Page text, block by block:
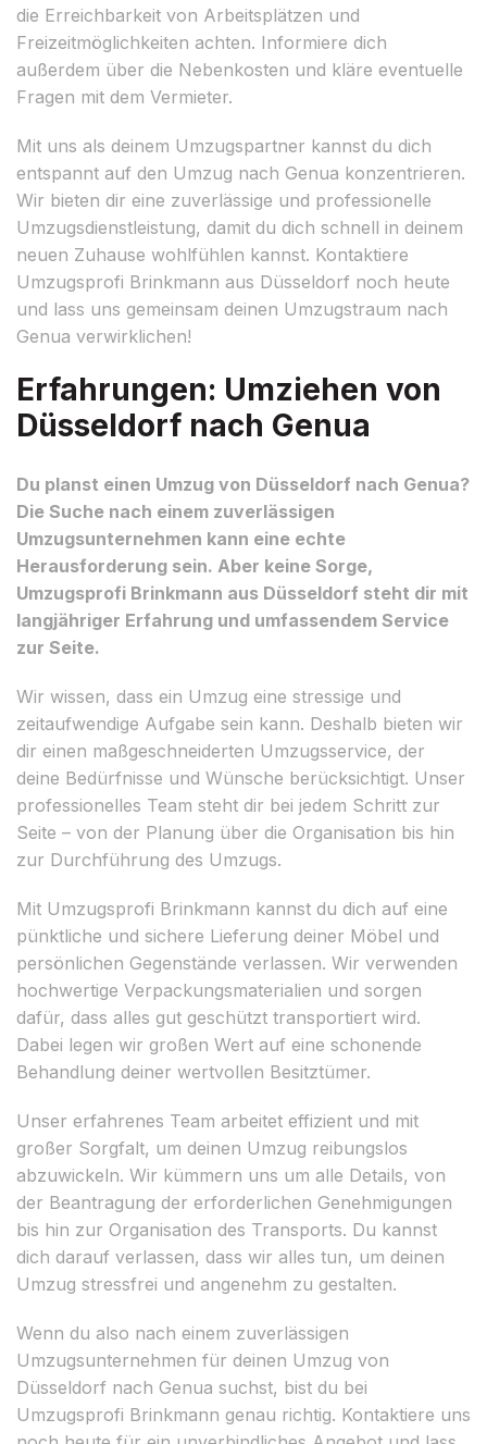
die Erreichbarkeit von Arbeitsplätzen und
Freizeitmöglichkeiten achten. Informiere dich
außerdem über die Nebenkosten und kläre eventuelle
Fragen mit dem Vermieter.
Mit uns als deinem Umzugspartner kannst du dich
entspannt auf den Umzug nach Genua konzentrieren.
Wir bieten dir eine zuverlässige und professionelle
Umzugsdienstleistung, damit du dich schnell in deinem
neuen Zuhause wohlfühlen kannst. Kontaktiere
Umzugsprofi Brinkmann aus Düsseldorf noch heute
und lass uns gemeinsam deinen Umzugstraum nach
Genua verwirklichen!
Erfahrungen: Umziehen von
Düsseldorf nach Genua
Du planst einen Umzug von Düsseldorf nach Genua?
Die Suche nach einem zuverlässigen
Umzugsunternehmen kann eine echte
Herausforderung sein. Aber keine Sorge,
Umzugsprofi Brinkmann aus Düsseldorf steht dir mit
langjähriger Erfahrung und umfassendem Service
zur Seite.
Wir wissen, dass ein Umzug eine stressige und
zeitaufwendige Aufgabe sein kann. Deshalb bieten wir
dir einen maßgeschneiderten Umzugsservice, der
deine Bedürfnisse und Wünsche berücksichtigt. Unser
professionelles Team steht dir bei jedem Schritt zur
Seite – von der Planung über die Organisation bis hin
zur Durchführung des Umzugs.
Mit Umzugsprofi Brinkmann kannst du dich auf eine
pünktliche und sichere Lieferung deiner Möbel und
persönlichen Gegenstände verlassen. Wir verwenden
hochwertige Verpackungsmaterialien und sorgen
dafür, dass alles gut geschützt transportiert wird.
Dabei legen wir großen Wert auf eine schonende
Behandlung deiner wertvollen Besitztümer.
Unser erfahrenes Team arbeitet effizient und mit
großer Sorgfalt, um deinen Umzug reibungslos
abzuwickeln. Wir kümmern uns um alle Details, von
der Beantragung der erforderlichen Genehmigungen
bis hin zur Organisation des Transports. Du kannst
dich darauf verlassen, dass wir alles tun, um deinen
Umzug stressfrei und angenehm zu gestalten.
Wenn du also nach einem zuverlässigen
Umzugsunternehmen für deinen Umzug von
Düsseldorf nach Genua suchst, bist du bei
Umzugsprofi Brinkmann genau richtig. Kontaktiere uns